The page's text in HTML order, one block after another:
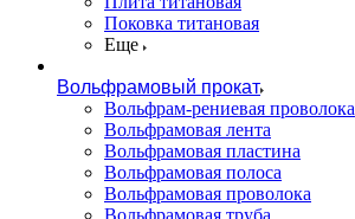
Поковка титановая
Еще
Вольфрамовый прокат
Вольфрам-рениевая проволока
Вольфрамовая лента
Вольфрамовая пластина
Вольфрамовая полоса
Вольфрамовая проволока
Вольфрамовая труба